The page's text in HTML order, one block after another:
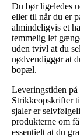
Du bør ligeledes
eller til når du er
almindeligvis et
temmelig let
uden tvivl at du
nødvendiggør at
bopæl.
Leveringstiden
Strikkeopskrifter
sjaler er
produkterne om
essentielt at du